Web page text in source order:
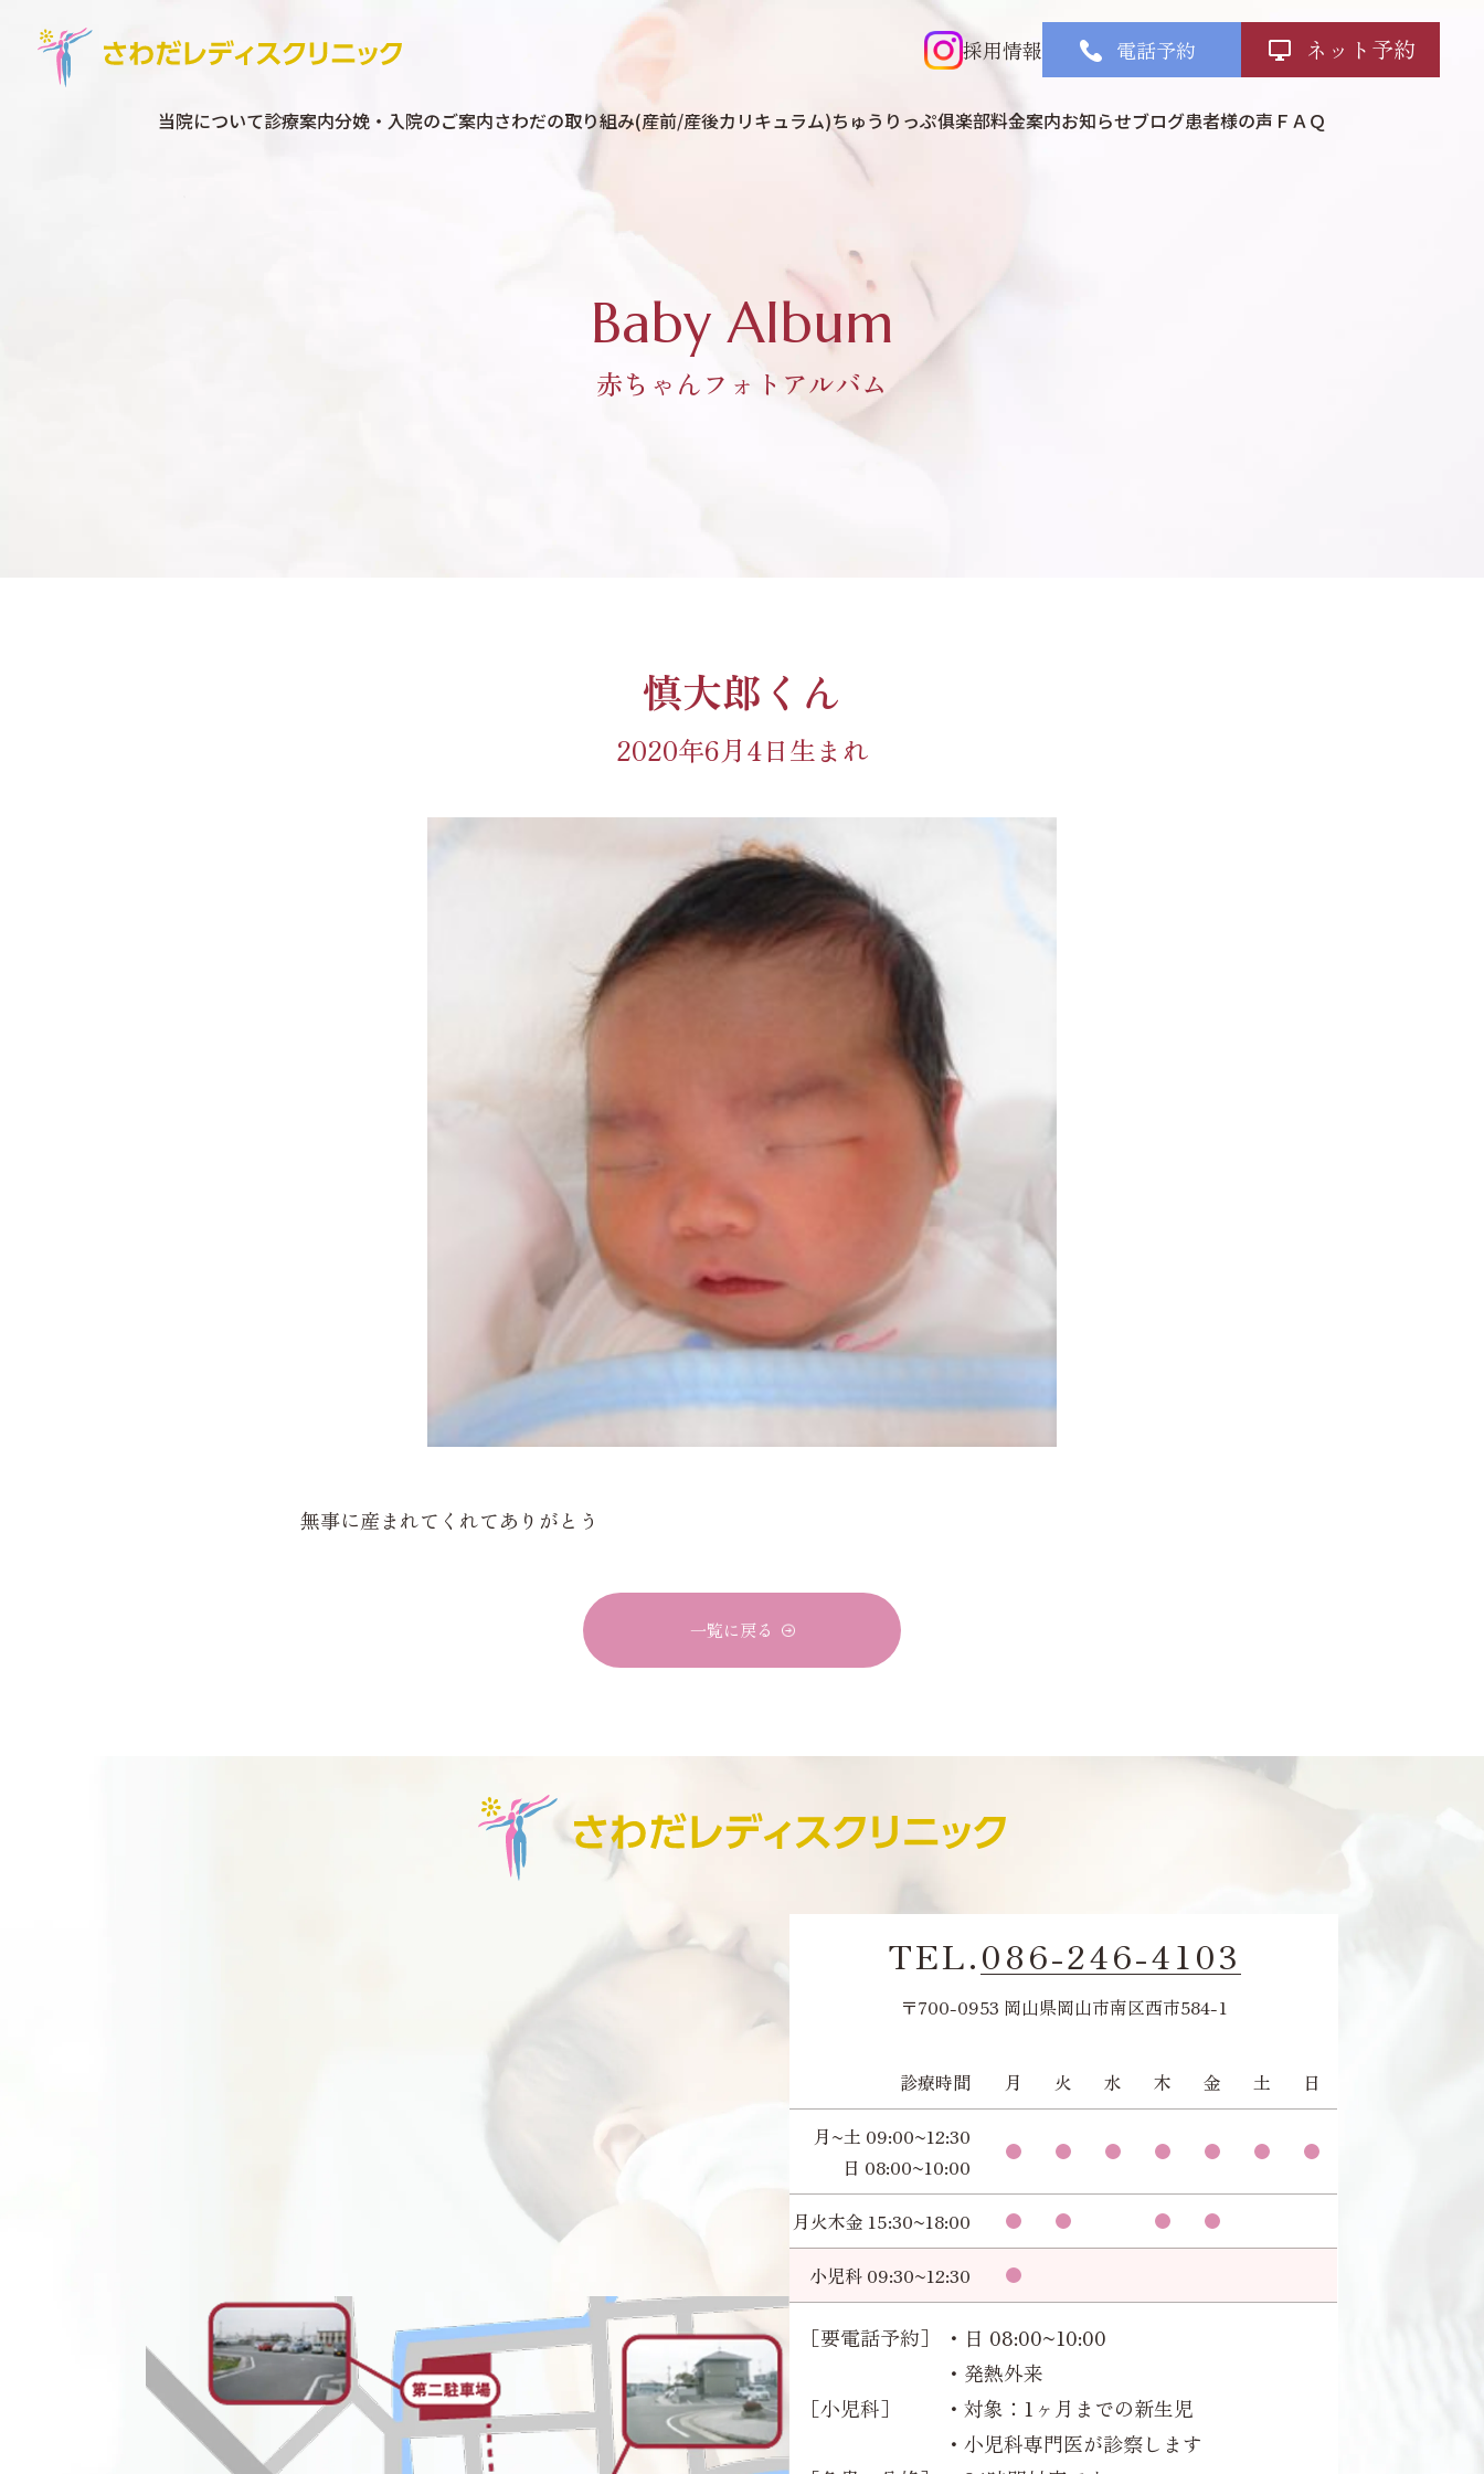
当院について診療案内分娩・入院のご案内さわだの取り組み(産前/産後カリキュラム)ちゅうりっぷ俱楽部料金案内お知らせブログ患者様の声 ＦＡＱ
採用情報 電話予約 ネット予約
Baby Album
赤ちゃんフォトアルバム
慎大郎くん
2020年6月4日生まれ
無事に産まれてくれてありがとう
一覧に戻る
TEL.086-246-4103
〒700-0953 岡山県岡山市南区西市584-1
診療時間 月 火 水 木 金 土 日
月~土 09:00~12:30
日 08:00~10:00
月火木金 15:30~18:00
小児科 09:30~12:30
［要電話予約］
・日 08:00~10:00
・発熱外来
［小児科］
・対象：1ヶ月までの新生児
・小児科専門医が診察します